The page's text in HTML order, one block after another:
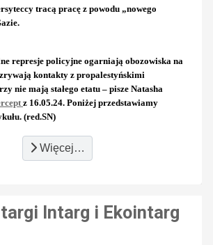
tracą pracę z powodu „nowego
represje policyjne ogarniają obozowiska na
zrywają kontakty z propalestyńskimi
nie mają stałego etatu – pisze Natasha
z 16.05.24. Poniżej przedstawiamy
(red.SN)
Więcej…
Intarg i Ekointarg